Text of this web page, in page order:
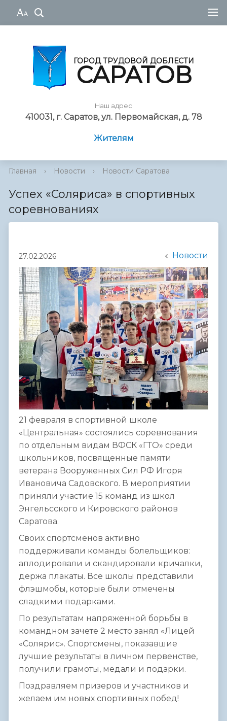
ГОРОД ТРУДОВОЙ ДОБЛЕСТИ
САРАТОВ
Наш адрес
410031, г. Саратов, ул. Первомайская, д. 78
Жителям
Главная › Новости › Новости Саратова
Успех «Соляриса» в спортивных
соревнованиях
27.02.2026 Новости
21 февраля в спортивной школе
«Центральная» состоялись соревнования
по отдельным видам ВФСК «ГТО» среди
школьников, посвященные памяти
ветерана Вооруженных Сил РФ Игоря
Ивановича Садовского. В мероприятии
приняли участие 15 команд из школ
Энгельсского и Кировского районов
Саратова.
Своих спортсменов активно
поддерживали команды болельщиков:
аплодировали и скандировали кричалки,
держа плакаты. Все школы представили
флэшмобы, которые были отмечены
сладкими подарками.
По результатам напряженной борьбы в
командном зачете 2 место занял «Лицей
«Солярис». Спортсмены, показавшие
лучшие результаты в личном первенстве,
получили грамоты, медали и подарки.
Поздравляем призеров и участников и
желаем им новых спортивных побед!